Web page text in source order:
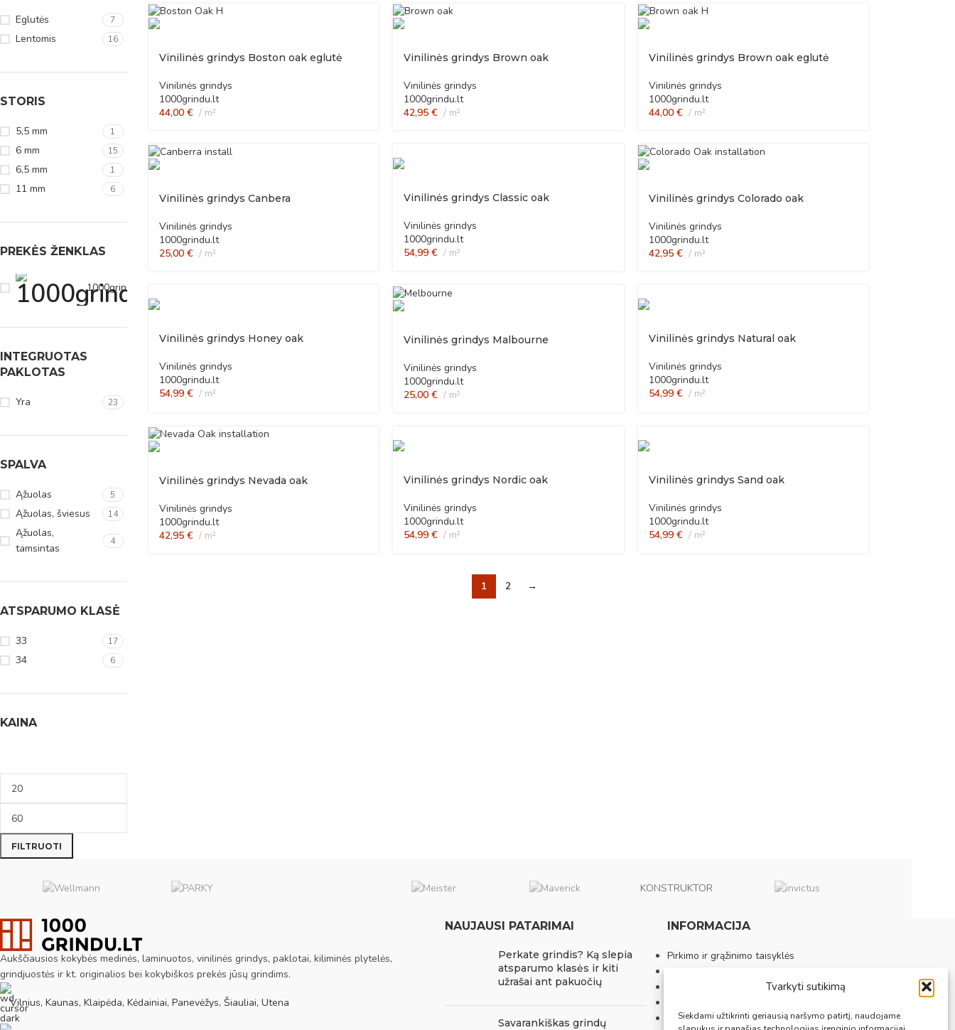
Tvarkyti sutikimą
Siekdami užtikrinti geriausią naršymo patirtį, naudojame
Eglutės 7
Lentomis 16
STORIS
5,5 mm 1
6 mm 15
6,5 mm 1
11 mm 6
PREKĖS ŽENKLAS
1000grindu.lt
INTEGRUOTAS
PAKLOTAS
Yra 23
SPALVA
Ąžuolas 5
Ąžuolas, šviesus 14
Ąžuolas,
tamsintas
4
ATSPARUMO KLASĖ
33 17
34 6
KAINA
FILTRUOTI
Vinilinės grindys Boston oak eglutė
Vinilinės grindys
1000grindu.lt
44,00 € m²
Vinilinės grindys Brown oak
Vinilinės grindys
1000grindu.lt
42,95€ m²
Vinilinės grindys Brown oak eglutė
Vinilinės grindys
1000grindu.lt
44,00 € m²
Vinilinės grindys Canbera
Vinilinės grindys
1000grindu.lt
25,00 € m²
Vinilinės grindys Classic oak
Vinilinės grindys
1000grindu.lt
54,99€ m²
Vinilinės grindys Colorado oak
Vinilinės grindys
1000grindu.lt
42,95 € m²
Vinilinės grindys Honey oak
Vinilinės grindys
1000grindu.lt
54,99 € m²
Vinilinės grindys Malbourne
Vinilinės grindys
1000grindu.lt
25,00€ m²
Vinilinės grindys Natural oak
Vinilinės grindys
1000grindu.lt
54,99 € m²
Vinilinės grindys Nevada oak
Vinilinės grindys
1000grindu.lt
42,95 € m²
Vinilinės grindys Nordic oak
Vinilinės grindys
1000grindu.lt
54,99€ m²
Vinilinės grindys Sand oak
Vinilinės grindys
1000grindu.lt
54,99 € m²
1 2 →
KONSTRUKTOR
Aukščiausios kokybės medinės, laminuotos, vinilinės grindys, paklotai, kiliminės plytelės,
grindjuostės ir kt. originalios bei kokybiškos prekės jūsų grindims.
Vilnius, Kaunas, Klaipėda, Kėdainiai, Panevėžys, Šiauliai, Utena
NAUJAUSI PATARIMAI
Perkate grindis? Ką slepia
atsparumo klasės ir kiti
užrašai ant pakuočių
Savarankiškas grindų
INFORMACIJA
Pirkimo ir grąžinimo taisyklės
Sutarties atsisakymas
Apie mus